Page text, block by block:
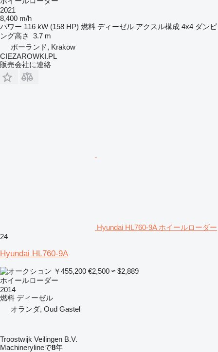
2021
8,400 m/h
パワー 116 kW (158 HP) 燃料 ディーゼル アクスル構成 4x4 ダンピ
ング高さ
3.7 m
ポーランド, Krakow
CIEZAROWKI.PL
販売会社に連絡
Hyundai HL760-9A ホイールローダー
24
Hyundai HL760-9A
￥455,200 €2,500 ≈ $2,889
ホイールローダー
2014
燃料 ディーゼル
オランダ, Oud Gastel
Troostwijk Veilingen B.V.
Machinerylineで8年